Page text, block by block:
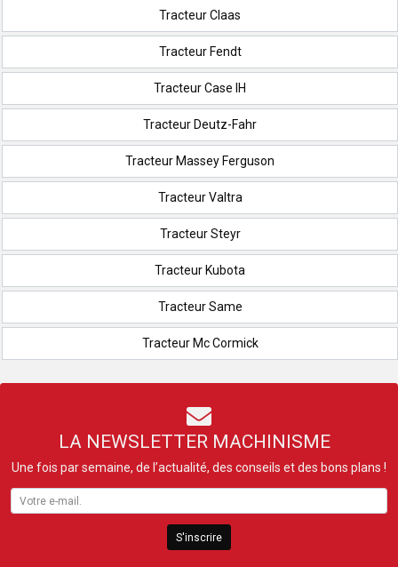
Tracteur Claas
Tracteur Fendt
Tracteur Case IH
Tracteur Deutz-Fahr
Tracteur Massey Ferguson
Tracteur Valtra
Tracteur Steyr
Tracteur Kubota
Tracteur Same
Tracteur Mc Cormick
LA NEWSLETTER MACHINISME
Une fois par semaine, de l’actualité, des conseils et des bons plans !
S'inscrire